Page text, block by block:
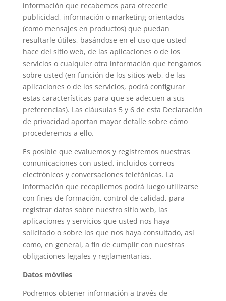
información que recabemos para ofrecerle
publicidad, información o marketing orientados
(como mensajes en productos) que puedan
resultarle útiles, basándose en el uso que usted
hace del sitio web, de las aplicaciones o de los
servicios o cualquier otra información que tengamos
sobre usted (en función de los sitios web, de las
aplicaciones o de los servicios, podrá configurar
estas características para que se adecuen a sus
preferencias). Las cláusulas 5 y 6 de esta Declaración
de privacidad aportan mayor detalle sobre cómo
procederemos a ello.
Es posible que evaluemos y registremos nuestras
comunicaciones con usted, incluidos correos
electrónicos y conversaciones telefónicas. La
información que recopilemos podrá luego utilizarse
con fines de formación, control de calidad, para
registrar datos sobre nuestro sitio web, las
aplicaciones y servicios que usted nos haya
solicitado o sobre los que nos haya consultado, así
como, en general, a fin de cumplir con nuestras
obligaciones legales y reglamentarias.
Datos móviles
Podremos obtener información a través de